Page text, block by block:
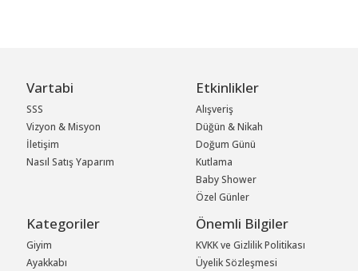
Vartabi
SSS
Vizyon & Misyon
İletişim
Nasıl Satış Yaparım
Etkinlikler
Alışveriş
Düğün & Nikah
Doğum Günü
Kutlama
Baby Shower
Özel Günler
Kategoriler
Giyim
Ayakkabı
Önemli Bilgiler
KVKK ve Gizlilik Politikası
Üyelik Sözleşmesi